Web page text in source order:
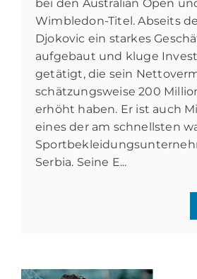
bei den Australian Open
Wimbledon-Titel. Abseits
Djokovic ein starkes
aufgebaut und kluge
getätigt, die sein
schätzungsweise 200
erhöht haben. Er ist auch
eines der am schnellsten
Serbia. Seine E...